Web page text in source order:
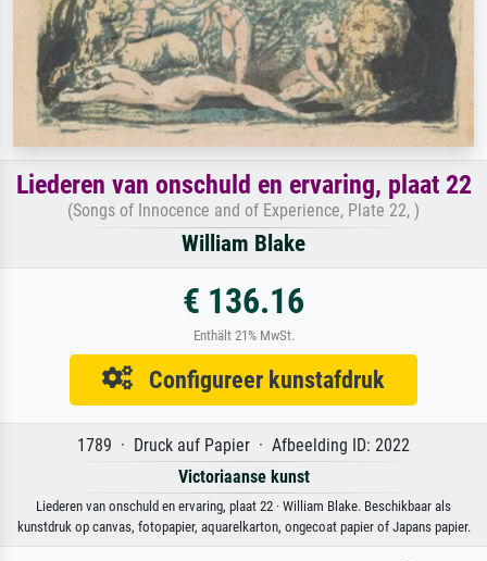
Liederen van onschuld en ervaring, plaat 22
(Songs of Innocence and of Experience, Plate 22, )
William Blake
€ 136.16
Enthält 21% MwSt.
Configureer kunstafdruk
1789 · Druck auf Papier · Afbeelding ID: 2022
Victoriaanse kunst
Liederen van onschuld en ervaring, plaat 22 · William Blake. Beschikbaar als
kunstdruk op canvas, fotopapier, aquarelkarton, ongecoat papier of Japans papier.